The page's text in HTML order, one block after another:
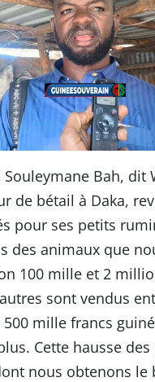
Souleymane Bah, dit
de bétail à Daka,
pour ses petits
des animaux que
100 mille et 2
sont vendus
mille francs
Cette hausse des
nous obtenons le